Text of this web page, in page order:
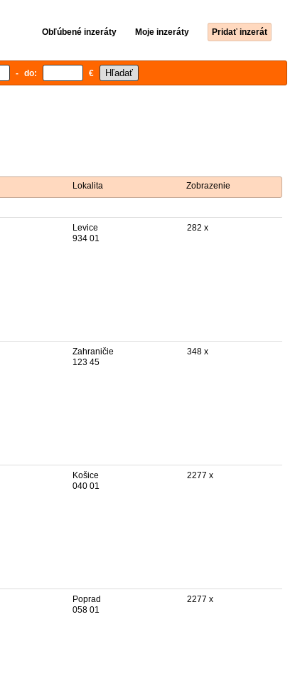
Obľúbené inzeráty Moje inzeráty Pridať inzerát
- do: €
Lokalita Zobrazenie
Levice
934 01
282 x
Zahraničie
123 45
348 x
Košice
040 01
2277 x
Poprad
058 01
2277 x